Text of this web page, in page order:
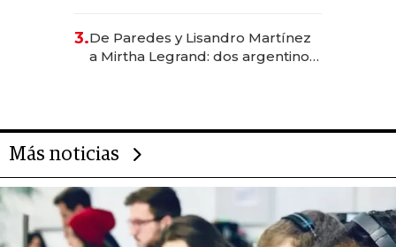
las marcas "fast premium"
3.De Paredes y Lisandro Martínez
a Mirtha Legrand: dos argentinos
Más noticias